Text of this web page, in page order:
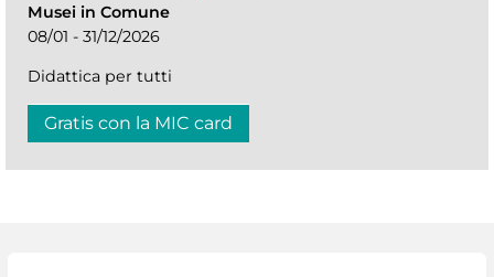
Musei in Comune
08/01 - 31/12/2026
Didattica per tutti
Gratis con la MIC card